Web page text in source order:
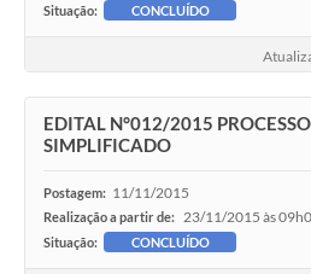
Editais
Links
Telefones Úteis
Situação: CONCLUÍDO
EDITAL N°012/2015
SIMPLIFICADO
Postagem: 11/11/2015
Realização a partir de: 23/11/2015 às
Situação: CONCLUÍDO